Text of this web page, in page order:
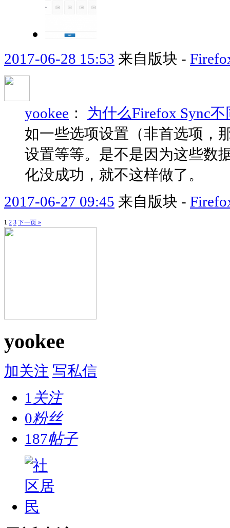
2017-06-28 15:53 来自版块 -
yookee ： 为什么Firefox Sync
如一些选项设置（非首选项，
设置等等。是不是因为这些数
化没成功，就不这样做了。
2017-06-27 09:45 来自版块 -
1 2 3 下一页 »
yookee
加关注 写私信
1 关注
0粉丝
187帖子